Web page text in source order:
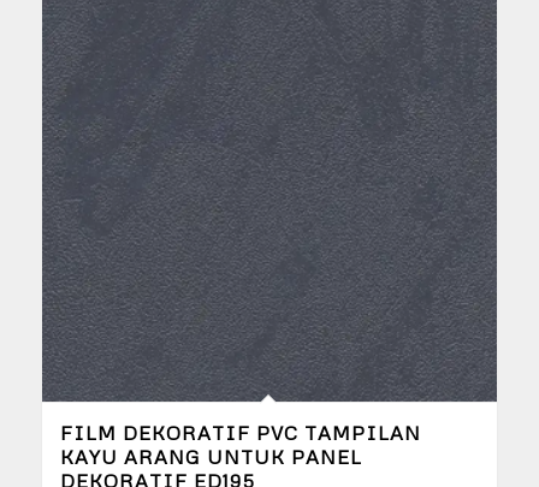
FILM DEKORATIF PVC TAMPILAN
KAYU ARANG UNTUK PANEL
DEKORATIF ED195